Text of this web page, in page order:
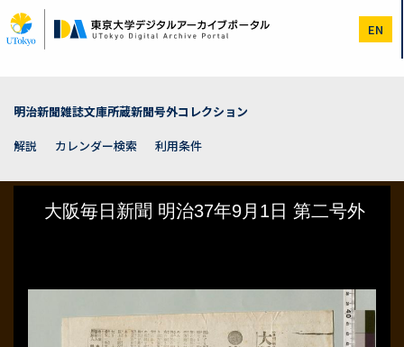
イ
ン
EN
明治新聞雑誌文庫所蔵新聞号外コレクション
解説
カレンダー検索 利用条件